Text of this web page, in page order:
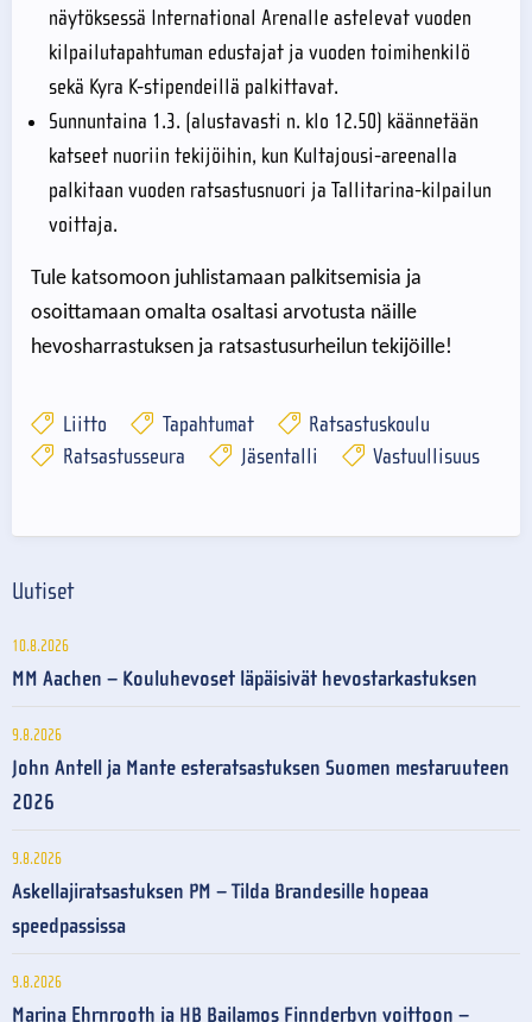
näytöksessä International Arenalle astelevat vuoden
kilpailutapahtuman edustajat ja vuoden toimihenkilö
sekä Kyra K-stipendeillä palkittavat.
Sunnuntaina 1.3. (alustavasti n. klo 12.50) käännetään
katseet nuoriin tekijöihin, kun Kultajousi-areenalla
palkitaan vuoden ratsastusnuori ja Tallitarina-kilpailun
voittaja.
Tule katsomoon juhlistamaan palkitsemisia ja
osoittamaan omalta osaltasi arvotusta näille
hevosharrastuksen ja ratsastusurheilun tekijöille!
Liitto Tapahtumat
Ratsastuskoulu
Ratsastusseura
Jäsentalli Vastuullisuus
Uutiset
10.8.2026
MM Aachen – Kouluhevoset läpäisivät hevostarkastuksen
9.8.2026
John Antell ja Mante esteratsastuksen Suomen mestaruuteen
2026
9.8.2026
Askellajiratsastuksen PM – Tilda Brandesille hopeaa
speedpassissa
9.8.2026
Marina Ehrnrooth ja HB Bailamos Finnderbyn voittoon –